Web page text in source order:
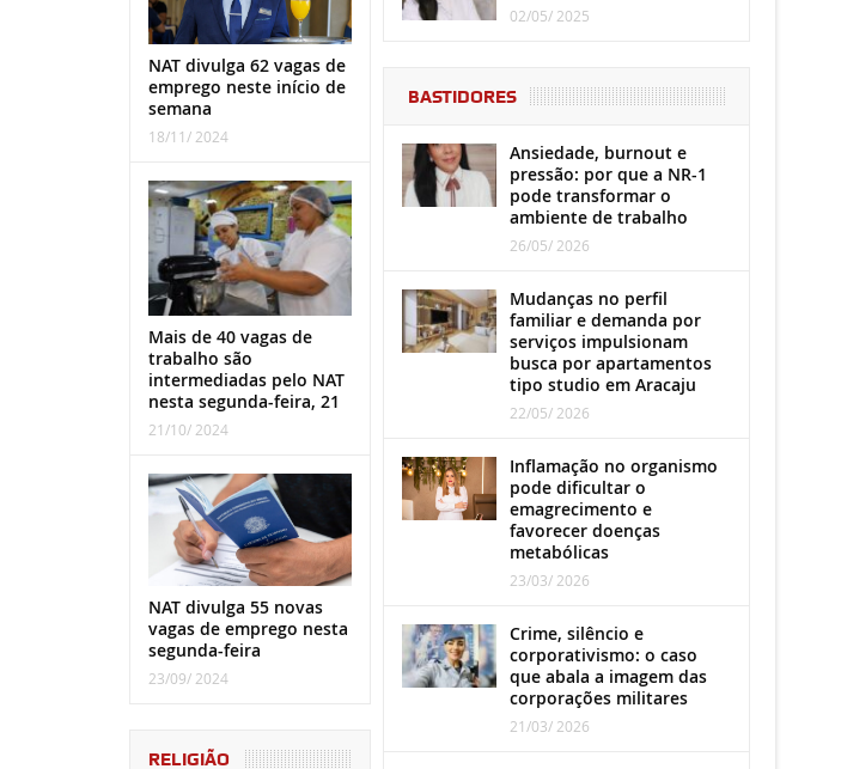
NAT divulga 62 vagas de
emprego neste início de
semana
18/11/ 2024
Mais de 40 vagas de
trabalho são
intermediadas pelo NAT
nesta segunda-feira, 21
21/10/ 2024
NAT divulga 55 novas
vagas de emprego nesta
segunda-feira
23/09/ 2024
RELIGIÃO
02/05/ 2025
BASTIDORES
Ansiedade, burnout e
pressão: por que a NR-1
pode transformar o
ambiente de trabalho
26/05/ 2026
Mudanças no perfil
familiar e demanda por
serviços impulsionam
busca por apartamentos
tipo studio em Aracaju
22/05/ 2026
Inflamação no organismo
pode dificultar o
emagrecimento e
favorecer doenças
metabólicas
23/03/ 2026
Crime, silêncio e
corporativismo: o caso
que abala a imagem das
corporações militares
21/03/ 2026